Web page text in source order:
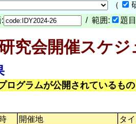
（
/ 範囲: 題目
究会開催スケジ
ログラムが公開されているもの
開催地 タ